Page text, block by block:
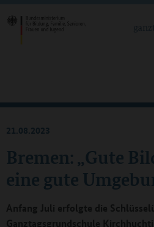
Bremen: „Gute
eine gute
21.08.2023
Anfang Juli erfolgte die
Ganztagsgrundschule